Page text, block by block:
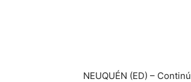
NEUQUÉN (ED) –